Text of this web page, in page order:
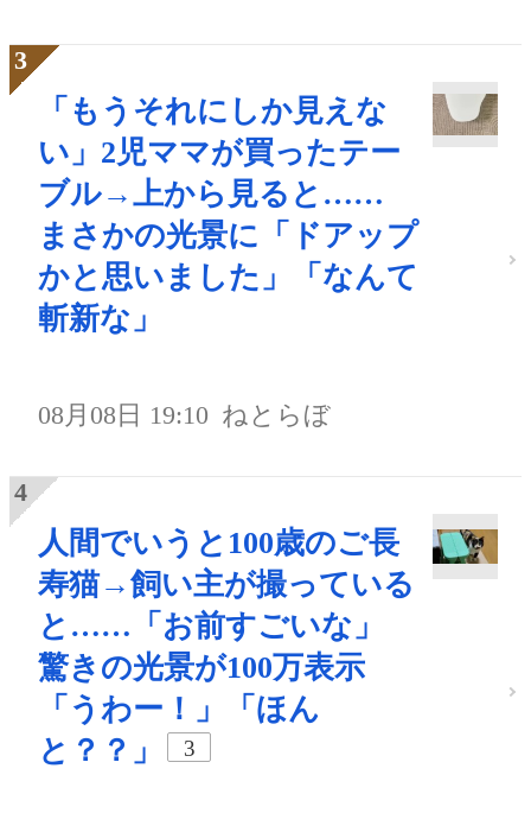
「もうそれにしか見えな
い」2児ママが買ったテー
ブル→上から見ると……
まさかの光景に「ドアップ
かと思いました」「なんて
斬新な」
08月08日 19:10 ねとらぼ
人間でいうと100歳のご長
寿猫→飼い主が撮っている
と……「お前すごいな」
驚きの光景が100万表示
「うわー！」「ほん
と？？」
3